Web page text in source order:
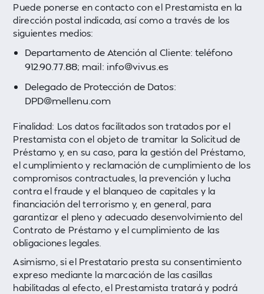
Puede ponerse en contacto con el Prestamista en la
dirección postal indicada, así como a través de los
siguientes medios:
Departamento de Atención al Cliente: teléfono
912.90.77.88; mail: info@vivus.es
Delegado de Protección de Datos:
DPD@mellenu.com
Finalidad: Los datos facilitados son tratados por el
Prestamista con el objeto de tramitar la Solicitud de
Préstamo y, en su caso, para la gestión del Préstamo,
el cumplimiento y reclamación de cumplimiento de los
compromisos contractuales, la prevención y lucha
contra el fraude y el blanqueo de capitales y la
financiación del terrorismo y, en general, para
garantizar el pleno y adecuado desenvolvimiento del
Contrato de Préstamo y el cumplimiento de las
obligaciones legales.
Asimismo, si el Prestatario presta su consentimiento
expreso mediante la marcación de las casillas
habilitadas al efecto, el Prestamista tratará y podrá